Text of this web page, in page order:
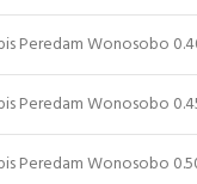
Peredam Wonosobo
Peredam Wonosobo
Peredam Wonosobo